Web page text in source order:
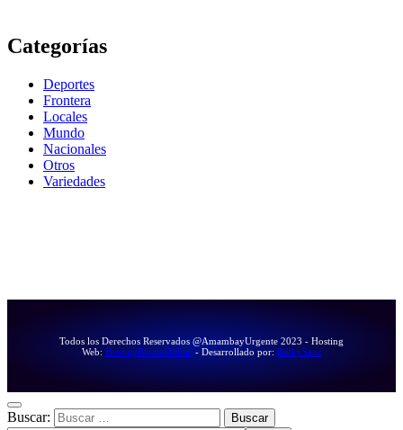
Categorías
Deportes
Frontera
Locales
Mundo
Nacionales
Otros
Variedades
Todos los Derechos Reservados @AmambayUrgente 2023 - Hosting
Web: HostingBaratoOnline- Desarrollado por: RikkySanz
Buscar: